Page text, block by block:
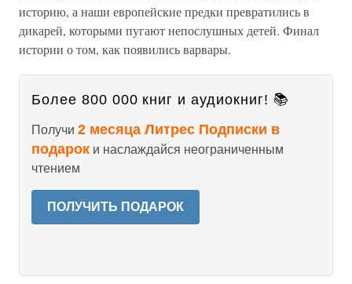
историю, а наши европейские предки превратились в
дикарей, которыми пугают непослушных детей. Финал
истории о том, как появились варвары.
Более 800 000 книг и аудиокниг! 📚
Получи 2 месяца Литрес Подписки в
подарок и наслаждайся неограниченным
чтением
ПОЛУЧИТЬ ПОДАРОК